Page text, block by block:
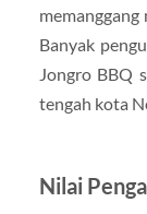
Banyak
Jongro BBQ
tengah kota
Nilai